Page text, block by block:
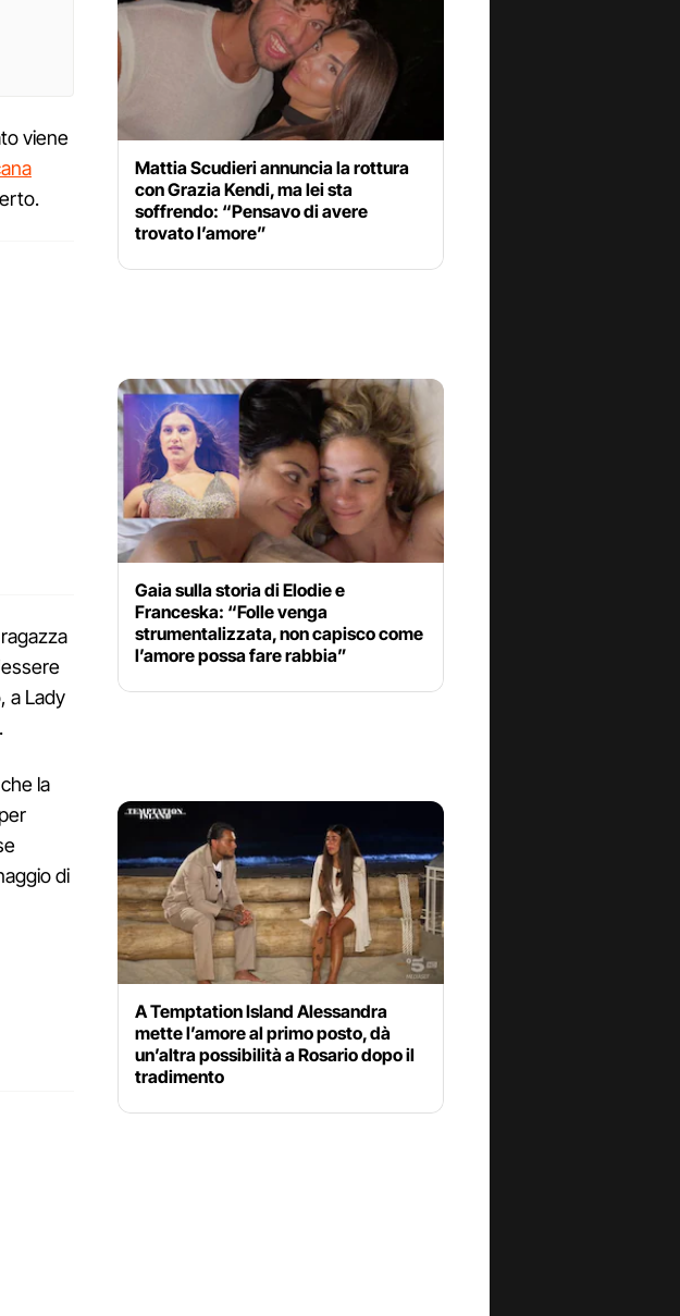
viene
a Lady
la
di
Mattia Scudieri annuncia la rottura
con Grazia Kendi, ma lei sta
soffrendo: “Pensavo di avere
trovato l’amore”
Gaia sulla storia di Elodie e
Franceska: “Folle venga
strumentalizzata, non capisco come
l’amore possa fare rabbia”
A Temptation Island Alessandra
mette l’amore al primo posto, dà
un’altra possibilità a Rosario dopo il
tradimento